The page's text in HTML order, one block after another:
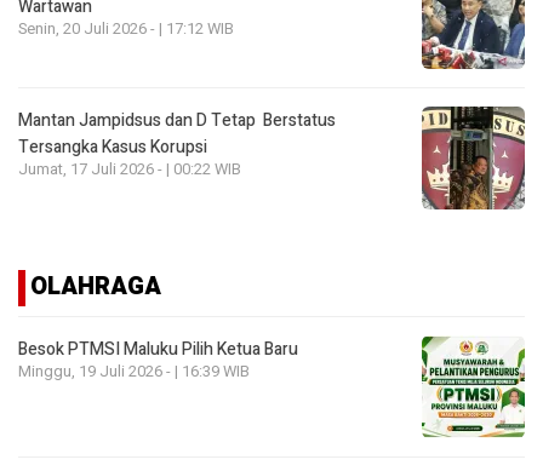
Wartawan
Senin, 20 Juli 2026 - | 17:12 WIB
Mantan Jampidsus dan D Tetap Berstatus
Tersangka Kasus Korupsi
Jumat, 17 Juli 2026 - | 00:22 WIB
OLAHRAGA
Besok PTMSI Maluku Pilih Ketua Baru
Minggu, 19 Juli 2026 - | 16:39 WIB